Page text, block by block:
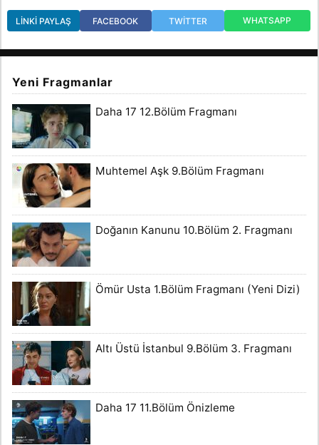
LINKI PAYLAŞ FACEBOOK TWITTER WHATSAPP
Yeni Fragmanlar
Daha 17 12.Bölüm Fragmanı
Muhtemel Aşk 9.Bölüm Fragmanı
Doğanın Kanunu 10.Bölüm 2. Fragmanı
Ömür Usta 1.Bölüm Fragmanı (Yeni Dizi)
Altı Üstü İstanbul 9.Bölüm 3. Fragmanı
Daha 17 11.Bölüm Önizleme